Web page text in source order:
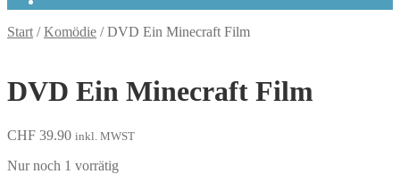
Start /Komödie /DVD Ein Minecraft Film
DVD Ein Minecraft Film
CHF 39.90 inkl. MWST
Nur noch 1 vorrätig